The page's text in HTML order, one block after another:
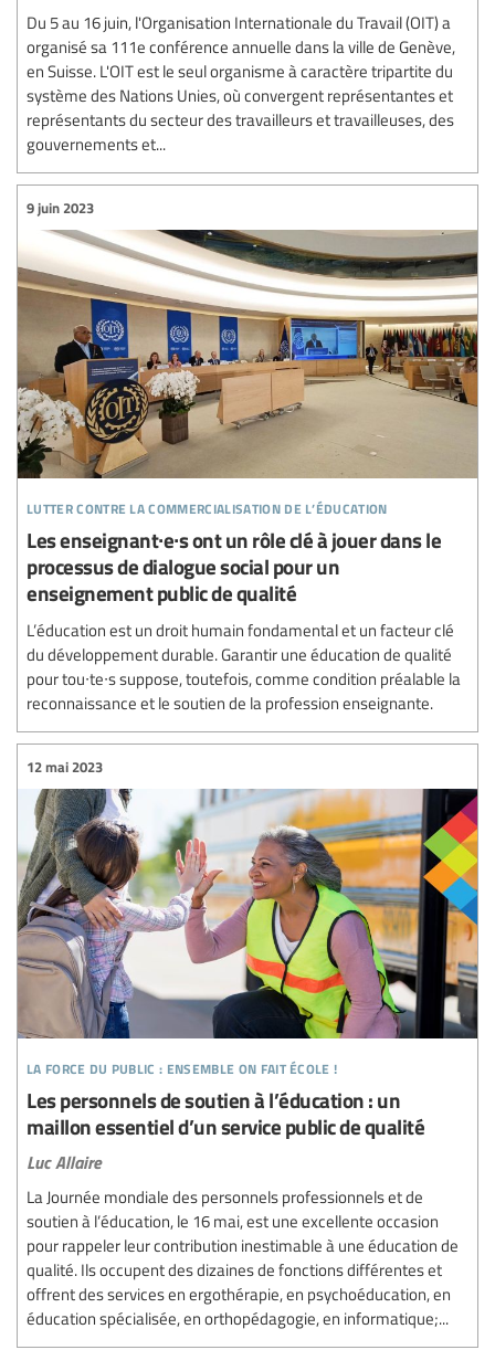
Du 5 au 16 juin, l'Organisation Internationale du Travail (OIT) a
organisé sa 111e conférence annuelle dans la ville de Genève,
en Suisse. L'OIT est le seul organisme à caractère tripartite du
système des Nations Unies, où convergent représentantes et
représentants du secteur des travailleurs et travailleuses, des
gouvernements et...
lutter contre la commercialisation de l’éducation
9 juin 2023
Les enseignant∙e∙s ont un rôle clé à jouer dans le
processus de dialogue social pour un
enseignement public de qualité
L’éducation est un droit humain fondamental et un facteur clé
du développement durable. Garantir une éducation de qualité
pour tou∙te∙s suppose, toutefois, comme condition préalable la
reconnaissance et le soutien de la profession enseignante.
la force du public : ensemble on fait école !
12 mai 2023
Les personnels de soutien à l’éducation : un
maillon essentiel d’un service public de qualité
Luc Allaire
La Journée mondiale des personnels professionnels et de
soutien à l’éducation, le 16 mai, est une excellente occasion
pour rappeler leur contribution inestimable à une éducation de
qualité. Ils occupent des dizaines de fonctions différentes et
offrent des services en ergothérapie, en psychoéducation, en
éducation spécialisée, en orthopédagogie, en informatique;...